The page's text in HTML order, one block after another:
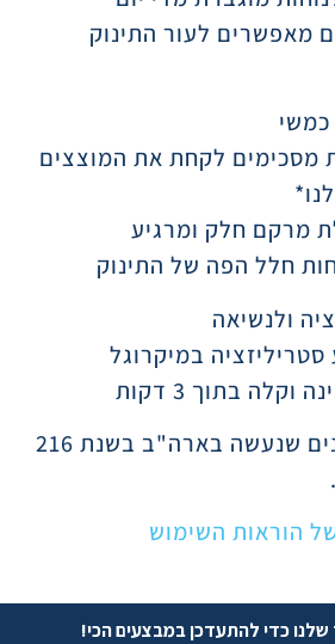
מאפשרים לעור התינוק
מסכימים לקחת את המוצצים
מרקם חלק ומרגיע
חלל הפה של התינוק
ולנשיאה
במיקרוגל
בתוך 3 דקות
*בקרב סקר צרכנים שנעשה בארה"ב בשנת 216
הוראות השימוש
שלנו כדי להתעדכן במבצעים הכי!